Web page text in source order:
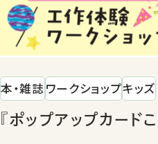
本・雑誌ワークショップキッズ
『ポップアップカードこ